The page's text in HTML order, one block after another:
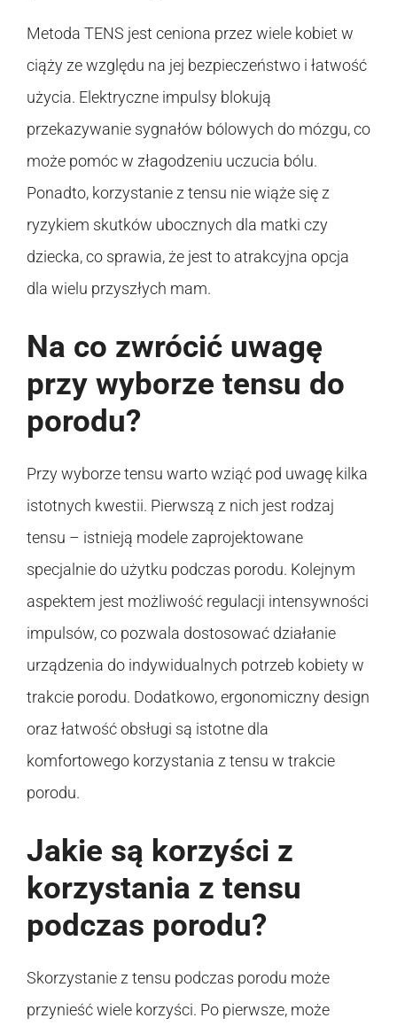
Metoda TENS jest ceniona przez wiele kobiet w
ciąży ze względu na jej bezpieczeństwo i łatwość
użycia. Elektryczne impulsy blokują
przekazywanie sygnałów bólowych do mózgu, co
może pomóc w złagodzeniu uczucia bólu.
Ponadto, korzystanie z tensu nie wiąże się z
ryzykiem skutków ubocznych dla matki czy
dziecka, co sprawia, że jest to atrakcyjna opcja
dla wielu przyszłych mam.
Na co zwrócić uwagę
przy wyborze tensu do
porodu?
Przy wyborze tensu warto wziąć pod uwagę kilka
istotnych kwestii. Pierwszą z nich jest rodzaj
tensu – istnieją modele zaprojektowane
specjalnie do użytku podczas porodu. Kolejnym
aspektem jest możliwość regulacji intensywności
impulsów, co pozwala dostosować działanie
urządzenia do indywidualnych potrzeb kobiety w
trakcie porodu. Dodatkowo, ergonomiczny design
oraz łatwość obsługi są istotne dla
komfortowego korzystania z tensu w trakcie
porodu.
Jakie są korzyści z
korzystania z tensu
podczas porodu?
Skorzystanie z tensu podczas porodu może
przynieść wiele korzyści. Po pierwsze, może